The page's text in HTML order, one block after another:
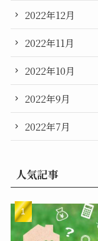
2022年12月
2022年11月
2022年10月
2022年9月
2022年7月
人気記事